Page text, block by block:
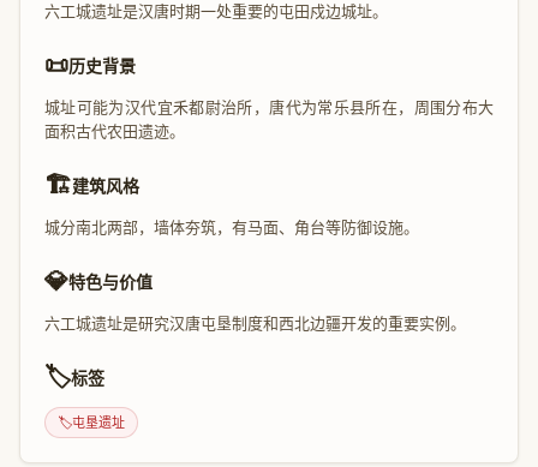
六工城遗址是汉唐时期一处重要的屯田戍边城址。
📜历史背景
城址可能为汉代宜禾都尉治所，唐代为常乐县所在，周围分布大
面积古代农田遗迹。
🏗️建筑风格
城分南北两部，墙体夯筑，有马面、角台等防御设施。
💎特色与价值
六工城遗址是研究汉唐屯垦制度和西北边疆开发的重要实例。
🏷️标签
🏷️屯垦遗址